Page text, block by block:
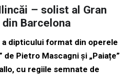
– solist al Gran
Barcelona
dipticului format din operele
de Pietro Mascagni și „Paiațe”
cu regiile semnate de